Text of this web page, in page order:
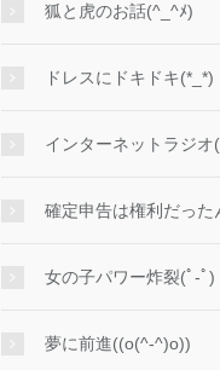
狐と虎のお話(^_^ﾒ)
ドレスにドキドキ(*_*)
インターネットラジオ
確定申告は権利だった
女の子パワー炸裂(ﾟ-ﾟ)
夢に前進((o(^-^)o))